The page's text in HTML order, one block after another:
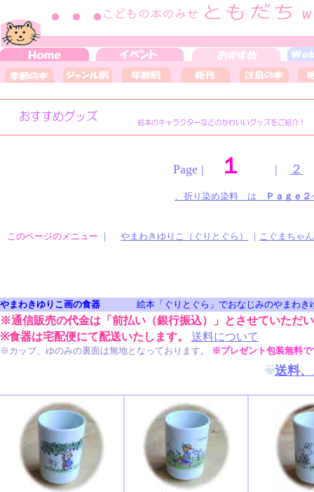
Page | １ | ２
、折り染め染料 は Ｐａｇｅ２
このページのメニュー ｜ やまわきゆりこ（ぐりとぐら） ｜ こぐまちゃ
やまわきゆりこ画の食器 絵本「ぐりとぐら」でおなじみのやまわきゆ
※通信販売の代金は「前払い（銀行振込）」とさせていただ
※食器は宅配便にて配送いたします。
送料について
※カップ、ゆのみの裏面は無地となっております。 ※プレゼント包装無料で
送料